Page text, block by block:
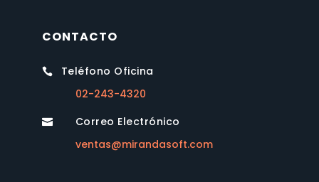
CONTACTO

Teléfono Oficina
02-243-4320

Correo Electrónico
ventas@mirandasoft.com